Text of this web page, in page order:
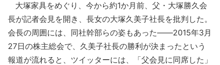
大塚家具をめぐり、今から約1か月前、父・大塚勝久会
長が記者会見を開き、長女の大塚久美子社長を批判した。
会長の周囲には、同社幹部らの姿もあった――2015年3月
27日の株主総会で、久美子社長の勝利が決まったという
報道が流れると、ツイッターには、「父会見に同席した」